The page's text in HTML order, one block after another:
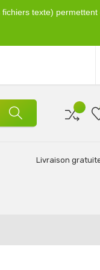
texte)
Livraison